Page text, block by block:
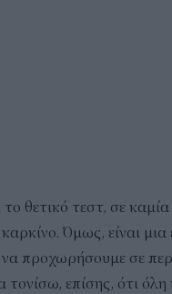
το θετικό τεστ, σε
καρκίνο. Όμως, είναι
προχωρήσουμε σε
τονίσω, επίσης, ότι όλη